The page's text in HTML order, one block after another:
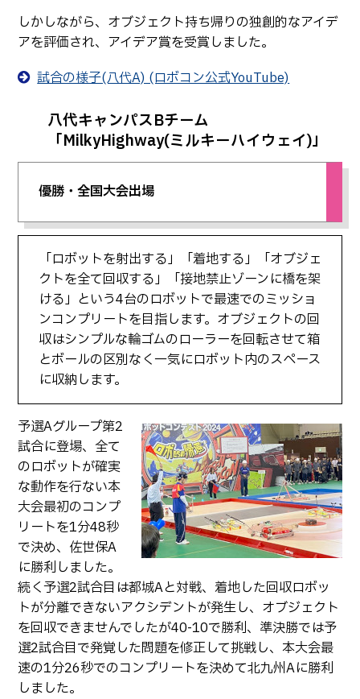
しかしながら、オブジェクト持ち帰りの独創的なアイデ
アを評価され、アイデア賞を受賞しました。
試合の様子(八代A) (ロボコン公式YouTube)
八代キャンパスBチーム
「MilkyHighway(ミルキーハイウェイ)」
優勝・全国大会出場
「ロボットを射出する」「着地する」「オブジェ
クトを全て回収する」「接地禁止ゾーンに橋を架
ける」という4台のロボットで最速でのミッショ
ンコンプリートを目指します。オブジェクトの回
収はシンプルな輪ゴムのローラーを回転させて箱
とボールの区別なく一気にロボット内のスペース
に収納します。
予選Aグループ第2
試合に登場、全て
のロボットが確実
な動作を行ない本
大会最初のコンプ
リートを1分48秒
で決め、佐世保A
に勝利しました。
続く予選2試合目は都城Aと対戦、着地した回収ロボッ
トが分離できないアクシデントが発生し、オブジェクト
を回収できませんでしたが40-10で勝利、準決勝では予
選2試合目で発覚した問題を修正して挑戦し、本大会最
速の1分26秒でのコンプリートを決めて北九州Aに勝利
しました。